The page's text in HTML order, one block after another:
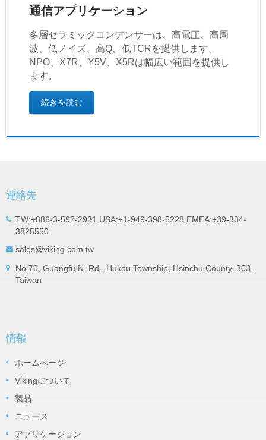
通信アプリケーション
多層セラミックコンデンサーは、高電圧、高周
波、低ノイズ、高Q、低TCRを提供します。
NPO、X7R、Y5V、X5Rは幅広い範囲を提供し
ます。
続きを読む
連絡先
TW:+886-3-597-2931 USA:+1-949-398-5228 EMEA:+39-334-
3825550
sales@viking.com.tw
No.70, Guangfu N. Rd., Hukou Township, Hsinchu County, 303,
Taiwan
情報
ホームページ
Vikingについて
製品
ニュース
アプリケーション